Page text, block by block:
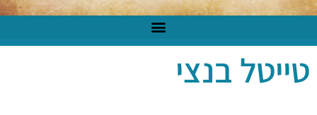
טייטל בנצי